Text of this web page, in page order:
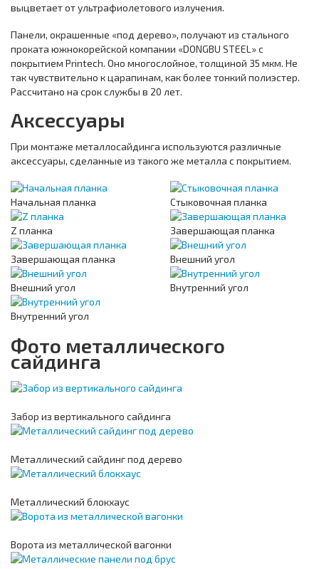
выцветает от ультрафиолетового излучения.
Панели, окрашенные «под дерево», получают из стального
проката южнокорейской компании «DONGBU STEEL» с
покрытием Printech. Оно многослойное, толщиной 35 мкм. Не
так чувствительно к царапинам, как более тонкий полиэстер.
Рассчитано на срок службы в 20 лет.
Аксессуары
При монтаже металлосайдинга используются различные
аксессуары, сделанные из такого же металла с покрытием.
Начальная планка Стыковочная планка
Z планка Завершающая планка
Завершающая планка Внешний угол
Внешний угол Внутренний угол
Внутренний угол
Фото металлического
сайдинга
Забор из вертикального сайдинга
Металлический сайдинг под дерево
Металлический блокхаус
Ворота из металлической вагонки